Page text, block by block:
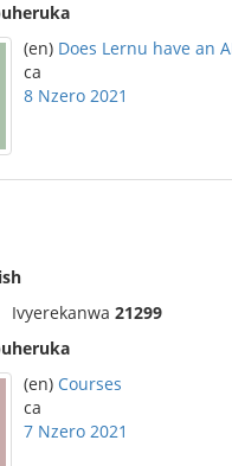
(en) Does Lernu have an
ca
8 Nzero 2021
Ivyerekanwa 21299
(en) Courses
ca
7 Nzero 2021